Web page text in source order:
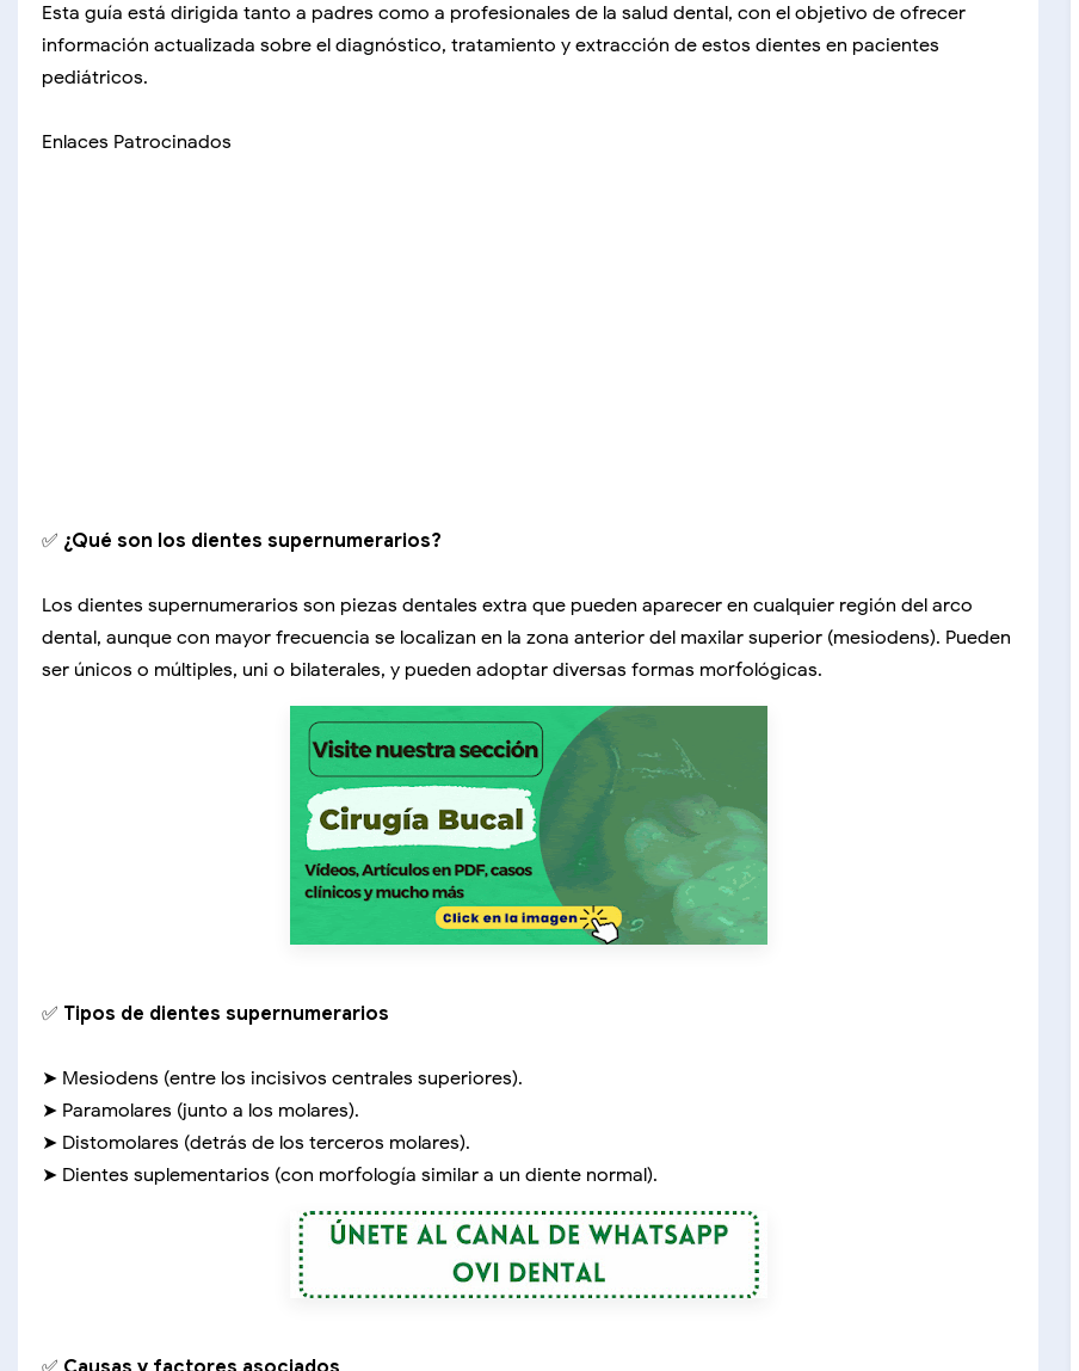
Esta guía está dirigida tanto a padres como a profesionales de la salud dental, con el objetivo de ofrecer
información actualizada sobre el diagnóstico, tratamiento y extracción de estos dientes en pacientes
pediátricos.
Enlaces Patrocinados
✅ ¿Qué son los dientes supernumerarios?
Los dientes supernumerarios son piezas dentales extra que pueden aparecer en cualquier región del arco
dental, aunque con mayor frecuencia se localizan en la zona anterior del maxilar superior (mesiodens). Pueden
ser únicos o múltiples, uni o bilaterales, y pueden adoptar diversas formas morfológicas.
✅ Tipos de dientes supernumerarios
➤ Mesiodens (entre los incisivos centrales superiores).
➤ Paramolares (junto a los molares).
➤ Distomolares (detrás de los terceros molares).
➤ Dientes suplementarios (con morfología similar a un diente normal).